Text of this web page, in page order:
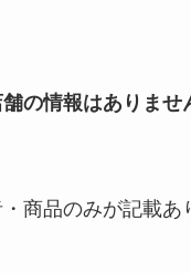
の情報はありませ
商品のみが記載あ